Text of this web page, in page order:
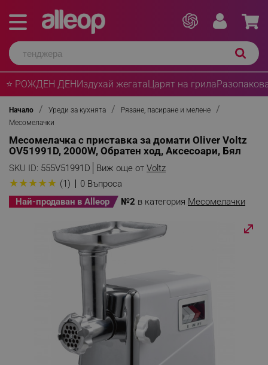
⭐ РОЖДЕН ДЕНИздухай жегатаЦарят на грила
Начало Уреди за кухнята
Рязане, пасиране и мелене
Месомелачки
Месомелачка с приставка за домати Oliver Voltz
OV51991D, 2000W, Обратен ход, Аксесоари, Бял
SKU ID: 555V51991D Виж още от Voltz
★★★★★ (1)
0 Въпроса
Най-продаван в Alleop
№2 в категория Месомелачки